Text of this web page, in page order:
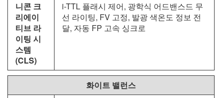
니콘 크
리에이
티브 라
이팅 시
스템
(CLS)
i-TTL 플래시 제어, 광학식 어드밴스드 무
선 라이팅, FV 고정, 발광 색온도 정보 전
달, 자동 FP 고속 싱크로
화이트 밸런스